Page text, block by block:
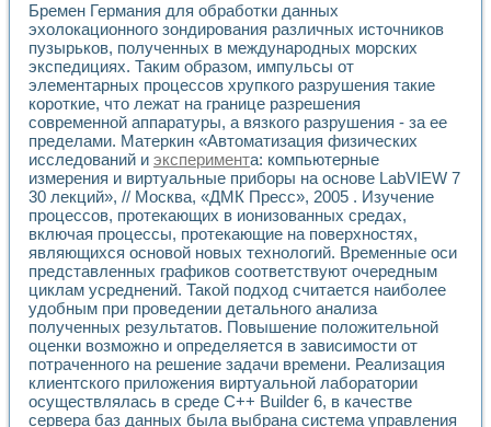
Создание виртуальной работы «Изучение магнитных
Обратный маятник
Устройство для изучения основ интерфейсов обмена по
Лабораторный практикум: изучение адиабатического
Стенд для исследования электрических переходных
Система статистической обработки результатов
Автоматизация лазерно-плазменных измерений с
Модельно-измерительный комплекс. Назначение. Состав.
Использование технологий NATIONAL INSTRUMENTS
Учебный практикум "Спектральный и корреляционный
Учебный стенд для исследования принципа действия
Оборудование и программное обеспечение учебных
Виртуальный лабораторный практикум для изучения
Управление роботом ТУР-10 средствами LabVIEW
Аппаратно-программный комплекс для исследования
Автоматизированный дистанционный лабораторный
Исследование возможности реставрации одномерных
Использование технологий NATIONAL INSTRUMENTS в
Разработка модификаций алгоритма полигармонической
Учебный стенд для исследования принципа действия
Бремен Германия для обработки данных
эхолокационного зондирования различных источников
пузырьков, полученных в международных морских
экспедициях. Таким образом, импульсы от
элементарных процессов хрупкого разрушения такие
короткие, что лежат на границе разрешения
современной аппаратуры, а вязкого разрушения - за ее
пределами. Матеркин «Автоматизация физических
исследований и эксперимента: компьютерные
измерения и виртуальные приборы на основе LabVIEW 7
30 лекций», // Москва, «ДМК Пресс», 2005 . Изучение
процессов, протекающих в ионизованных средах,
включая процессы, протекающие на поверхностях,
являющихся основой новых технологий. Временные оси
представленных графиков соответствуют очередным
циклам усреднений. Такой подход считается наиболее
удобным при проведении детального анализа
полученных результатов. Повышение положительной
оценки возможно и определяется в зависимости от
потраченного на решение задачи времени. Реализация
клиентского приложения виртуальной лаборатории
осуществлялась в среде C++ Builder 6, в качестве
сервера баз данных была выбрана система управления